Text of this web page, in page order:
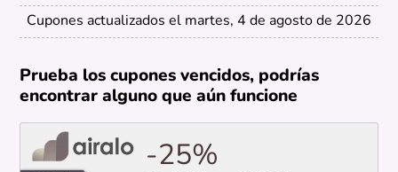
Cupones actualizados el martes, 4 de agosto de 2026
Prueba los cupones vencidos, podrías
encontrar alguno que aún funcione
-25%